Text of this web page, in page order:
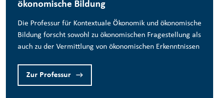
ökonomische Bildung
Die Professur für Kontextuale Ökonomik und ökonomische
Bildung forscht sowohl zu ökonomischen Fragestellung als
auch zu der Vermittlung von ökonomischen Erkenntnissen
Zur Professur